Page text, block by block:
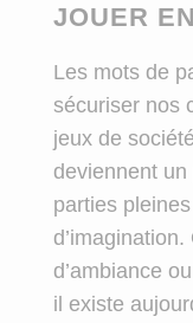
JOUER
Les mots de
sécuriser nos
jeux de
deviennent
parties
d’ambiance
il existe